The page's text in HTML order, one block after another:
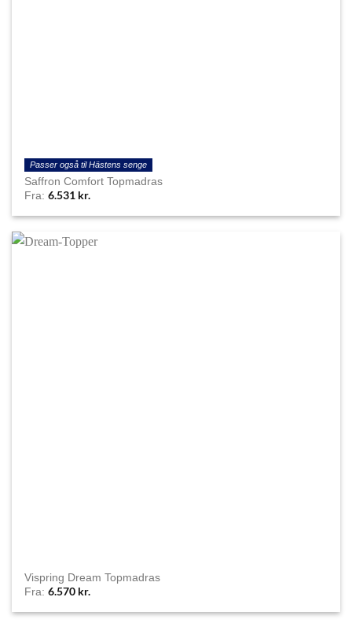
Passer også til Hästens senge
Saffron Comfort Topmadras
Fra:6.531 kr.
Vispring Dream Topmadras
Fra:6.570 kr.